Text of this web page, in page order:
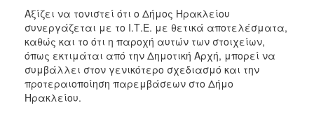
Αξίζει να τονιστεί ότι ο Δήμος Ηρακλείου
συνεργάζεται με το Ι.Τ.Ε. με θετικά αποτελέσματα,
καθώς και το ότι η παροχή αυτών των στοιχείων,
όπως εκτιμάται από την Δημοτική Αρχή, μπορεί να
συμβάλλει στον γενικότερο σχεδιασμό και την
προτεραιοποίηση παρεμβάσεων στο Δήμο
Ηρακλείου.